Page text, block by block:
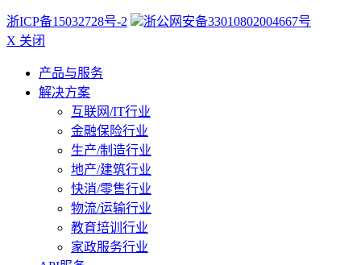
浙ICP备15032728号-2
浙公网安备33010802004667号
X 关闭
产品与服务
解决方案
互联网/IT行业
金融保险行业
生产/制造行业
地产/建筑行业
快消/零售行业
物流/运输行业
教育培训行业
家政服务行业